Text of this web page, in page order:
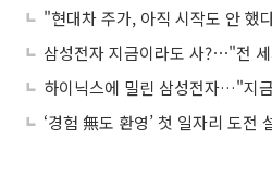
삼성전자 지금이라도 사?⋯"전
하이닉스에 밀린 삼성전자…"지
‘경험 無도 환영’ 첫 일자리 도전